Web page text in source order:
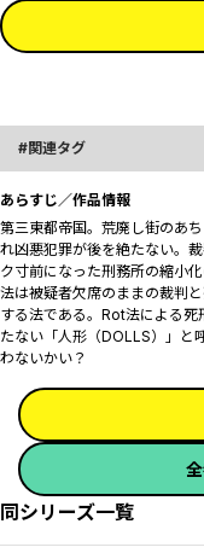
関連タグ
あらすじ／作品情報
第三東都帝国。荒廃し街のあ
れ凶悪犯罪が後を絶たない。
ク寸前になった刑務所の縮小
法は被疑者欠席のままの裁判
する法である。Rot法による
たない「人形（DOLLS）」と
わないかい？
同シリーズ一覧